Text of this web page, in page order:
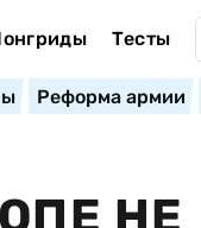
Тесты
Реформа армии
НЕ